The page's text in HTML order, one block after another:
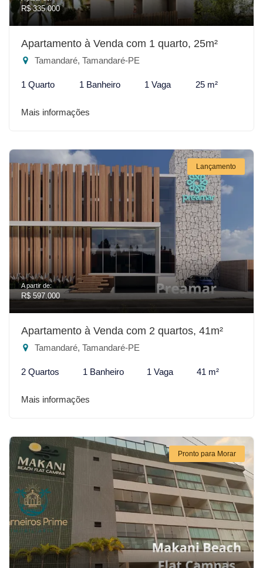
R$ 335.000
Apartamento à Venda com 1 quarto, 25m²
Tamandaré, Tamandaré-PE
1 Quarto 1 Banheiro 1 Vaga 25 m²
Mais informações
Lançamento
A partir de:
R$ 597.000
Apartamento à Venda com 2 quartos, 41m²
Tamandaré, Tamandaré-PE
2 Quartos 1 Banheiro 1 Vaga 41 m²
Mais informações
Pronto para Morar